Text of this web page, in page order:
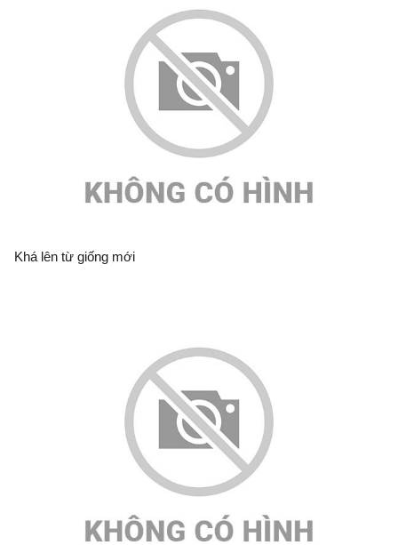
Khá lên từ giống mới